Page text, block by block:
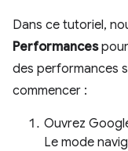
Dans ce tutoriel,
Performances
des performances
commencer :
Ouvrez
Le mode